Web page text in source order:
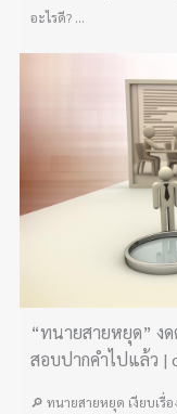
อะไรดี? ...
“ทนายสายหยุด” ง
สอบปากคำไปแล้ว |
🔎 ทนายสายหยุด เงียบเ